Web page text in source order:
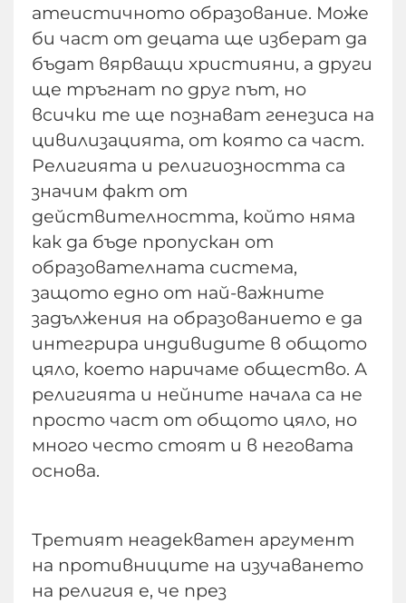
атеистичното образование. Може
би част от децата ще изберат да
бъдат вярващи християни, а други
ще тръгнат по друг път, но
всички те ще познават генезиса на
цивилизацията, от която са част.
Религията и религиозността са
значим факт от
действителността, който няма
как да бъде пропускан от
образователната система,
защото едно от най-важните
задължения на образованието е да
интегрира индивидите в общото
цяло, което наричаме общество. А
религията и нейните начала са не
просто част от общото цяло, но
много често стоят и в неговата
основа.
Третият неадекватен аргумент
на противниците на изучаването
на религия е, че през